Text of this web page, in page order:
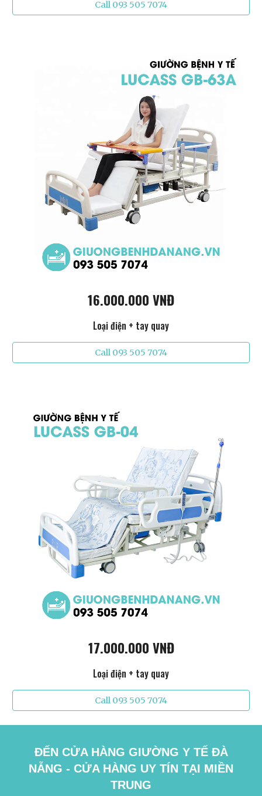
Call 093 505 7074
16.000.000 VNĐ
Loại điện + tay quay
Call 093 505 7074
17.000.000 VNĐ
Loại điện + tay quay
Call 093 505 7074
ĐẾN CỬA HÀNG GIƯỜNG Y TẾ ĐÀ
NẴNG - CỬA HÀNG UY TÍN TẠI MIỀN
TRUNG